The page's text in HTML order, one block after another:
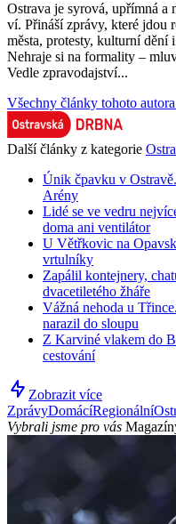
Ostrava je syrová, upřímná a
ví. Přináší zprávy, které jdou
města, protesty, kulturní dění
Nehraje si na formality –
Vedle zpravodajství...
Všechny články tohoto
Další články z kategorie
Únik čpavku v
Arény
Lidé se ve vedru
doma ani ventilátor
U Větřkovic na
vrtulníky
Zapálil kontejnery,
dvacetiletého žháře
Vážná nehoda u
narazil do sloupu
Z Karviné vlakem do
cestování
Zobrazit více
ZprávyDomácíRegionální
Vybrali jsme pro vás